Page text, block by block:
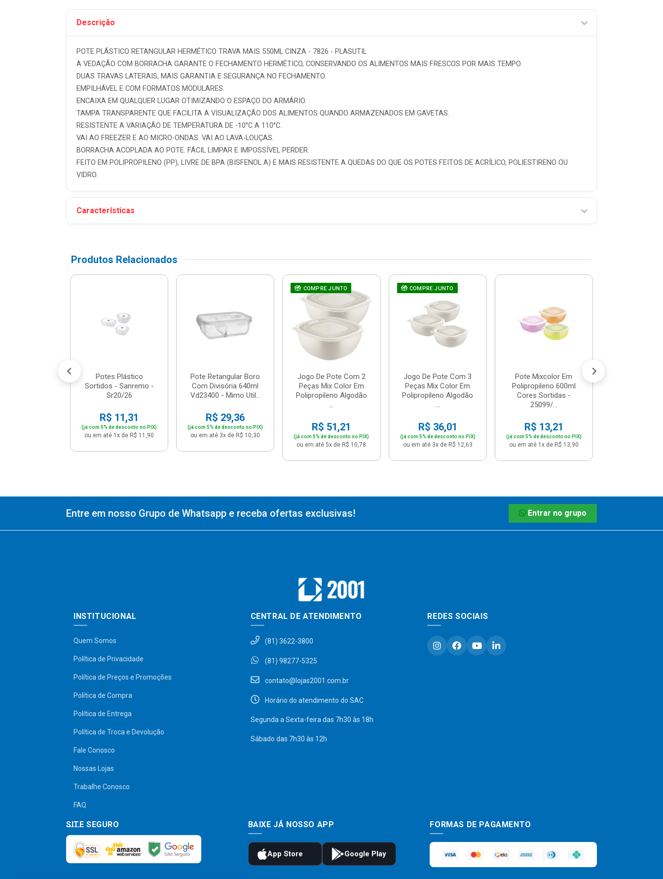
Descrição
POTE PLÁSTICO RETANGULAR HERMÉTICO TRAVA MAIS 550ML CINZA - 7826 - PLASUTIL
A VEDAÇÃO COM BORRACHA GARANTE O FECHAMENTO HERMÉTICO, CONSERVANDO OS ALIMENTOS MAIS FRESCOS POR MAIS TEMPO.
DUAS TRAVAS LATERAIS, MAIS GARANTIA E SEGURANÇA NO FECHAMENTO.
EMPILHÁVEL E COM FORMATOS MODULARES.
ENCAIXA EM QUALQUER LUGAR OTIMIZANDO O ESPAÇO DO ARMÁRIO.
TAMPA TRANSPARENTE QUE FACILITA A VISUALIZAÇÃO DOS ALIMENTOS QUANDO ARMAZENADOS EM GAVETAS.
RESISTENTE A VARIAÇÃO DE TEMPERATURA DE -10°C A 110°C.
VAI AO FREEZER E AO MICRO-ONDAS. VAI AO LAVA-LOUÇAS.
BORRACHA ACOPLADA AO POTE. FÁCIL LIMPAR E IMPOSSÍVEL PERDER.
FEITO EM POLIPROPILENO (PP), LIVRE DE BPA (BISFENOL A) E MAIS RESISTENTE A QUEDAS DO QUE OS POTES FEITOS DE ACRÍLICO, POLIESTIRENO OU
VIDRO.
Características
Produtos Relacionados
Potes Plástico
Sortidos - Sanremo -
Sr20/26
R$ 11,31
(já com 5% de desconto no PIX)
ou em até 1x de R$ 11,90
Pote Retangular Boro
Com Divisória 640ml
Vd23400 - Mimo Util...
R$ 29,36
(já com 5% de desconto no PIX)
ou em até 3x de R$ 10,30
COMPRE JUNTO
Jogo De Pote Com 2
Peças Mix Color Em
Polipropileno Algodão
...
R$ 51,21
(já com 5% de desconto no PIX)
ou em até 5x de R$ 10,78
COMPRE JUNTO
Jogo De Pote Com 3
Peças Mix Color Em
Polipropileno Algodão
...
R$ 36,01
(já com 5% de desconto no PIX)
ou em até 3x de R$ 12,63
Pote Mixcolor Em
Polipropileno 600ml
Cores Sortidas -
25099/...
R$ 13,21
(já com 5% de desconto no PIX)
ou em até 1x de R$ 13,90
Entre em nosso Grupo de Whatsapp e receba ofertas exclusivas! Entrar no grupo
INSTITUCIONAL
Quem Somos
Política de Privacidade
Política de Preços e Promoções
Política de Compra
Política de Entrega
Política de Troca e Devolução
Fale Conosco
Nossas Lojas
Trabalhe Conosco
FAQ
CENTRAL DE ATENDIMENTO
(81) 3622-3800
(81) 98277-5325
contato@lojas2001.com.br
Horário do atendimento do SAC
Segunda a Sexta-feira das 7h30 às 18h
Sábado das 7h30 às 12h
REDES SOCIAIS
SITE SEGURO BAIXE JÁ NOSSO APP FORMAS DE PAGAMENTO